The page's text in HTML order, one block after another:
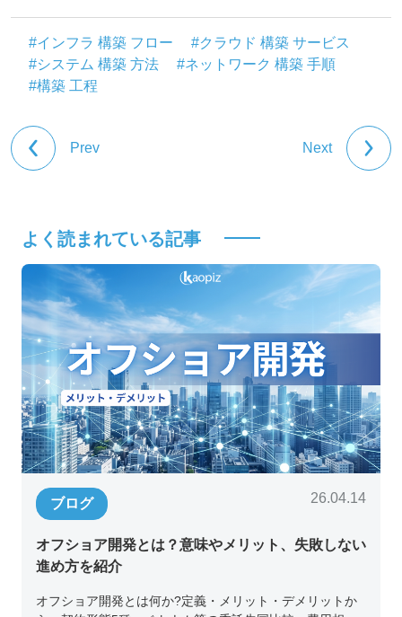
#インフラ 構築 フロー
#クラウド 構築 サービス
#システム 構築 方法
#ネットワーク 構築 手順
#構築 工程
Prev Next
よく読まれている記事
ブログ 26.04.14
オフショア開発とは？意味やメリット、失敗しない
進め方を紹介
オフショア開発とは何か?定義・メリット・デメリットか